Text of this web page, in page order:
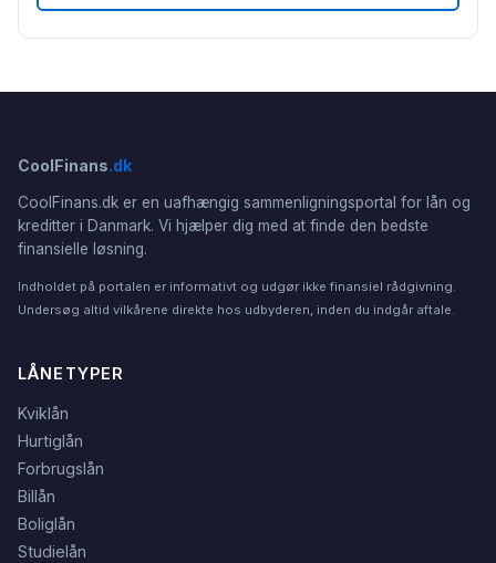
CoolFinans.dk
CoolFinans.dk er en uafhængig sammenligningsportal for lån og
kreditter i Danmark. Vi hjælper dig med at finde den bedste
finansielle løsning.
Indholdet på portalen er informativt og udgør ikke finansiel rådgivning.
Undersøg altid vilkårene direkte hos udbyderen, inden du indgår aftale.
LÅNETYPER
Kviklån
Hurtiglån
Forbrugslån
Billån
Boliglån
Studielån